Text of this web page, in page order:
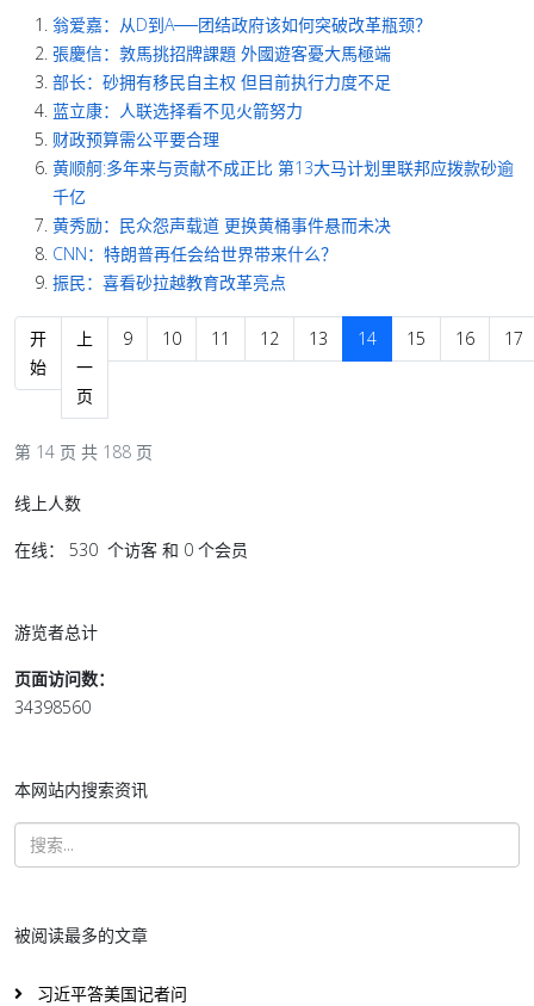
翁爱嘉：从D到A──团结政府该如何突破改革瓶颈？
張慶信：敦馬挑招牌課題 外國遊客憂大馬極端
部长：砂拥有移民自主权 但目前执行力度不足
蓝立康：人联选择看不见火箭努力
财政预算需公平要合理
黄顺舸:多年来与贡献不成正比 第13大马计划里联邦应拨款砂逾
千亿
黄秀励：民众怨声载道 更换黄桶事件悬而未决
CNN：特朗普再任会给世界带来什么？
振民：喜看砂拉越教育改革亮点
开
始
上
一
页
9 10 11 12 13 14 15 16 17
第 14 页 共 188 页
线上人数
在线： 530 个访客 和 0 个会员
游览者总计
页面访问数：
34398560
本网站内搜索资讯
被阅读最多的文章
习近平答美国记者问